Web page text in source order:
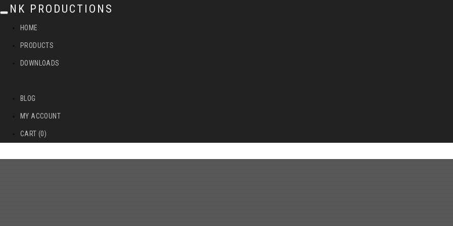
a
v
i
g
a
NK PRODUCTIONS
HOME
PRODUCTS
DOWNLOADS
BLOG
MY ACCOUNT
CART (0)